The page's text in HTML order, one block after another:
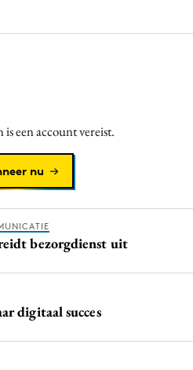
een account vereist.
nu
bezorgdienst uit
digitaal succes